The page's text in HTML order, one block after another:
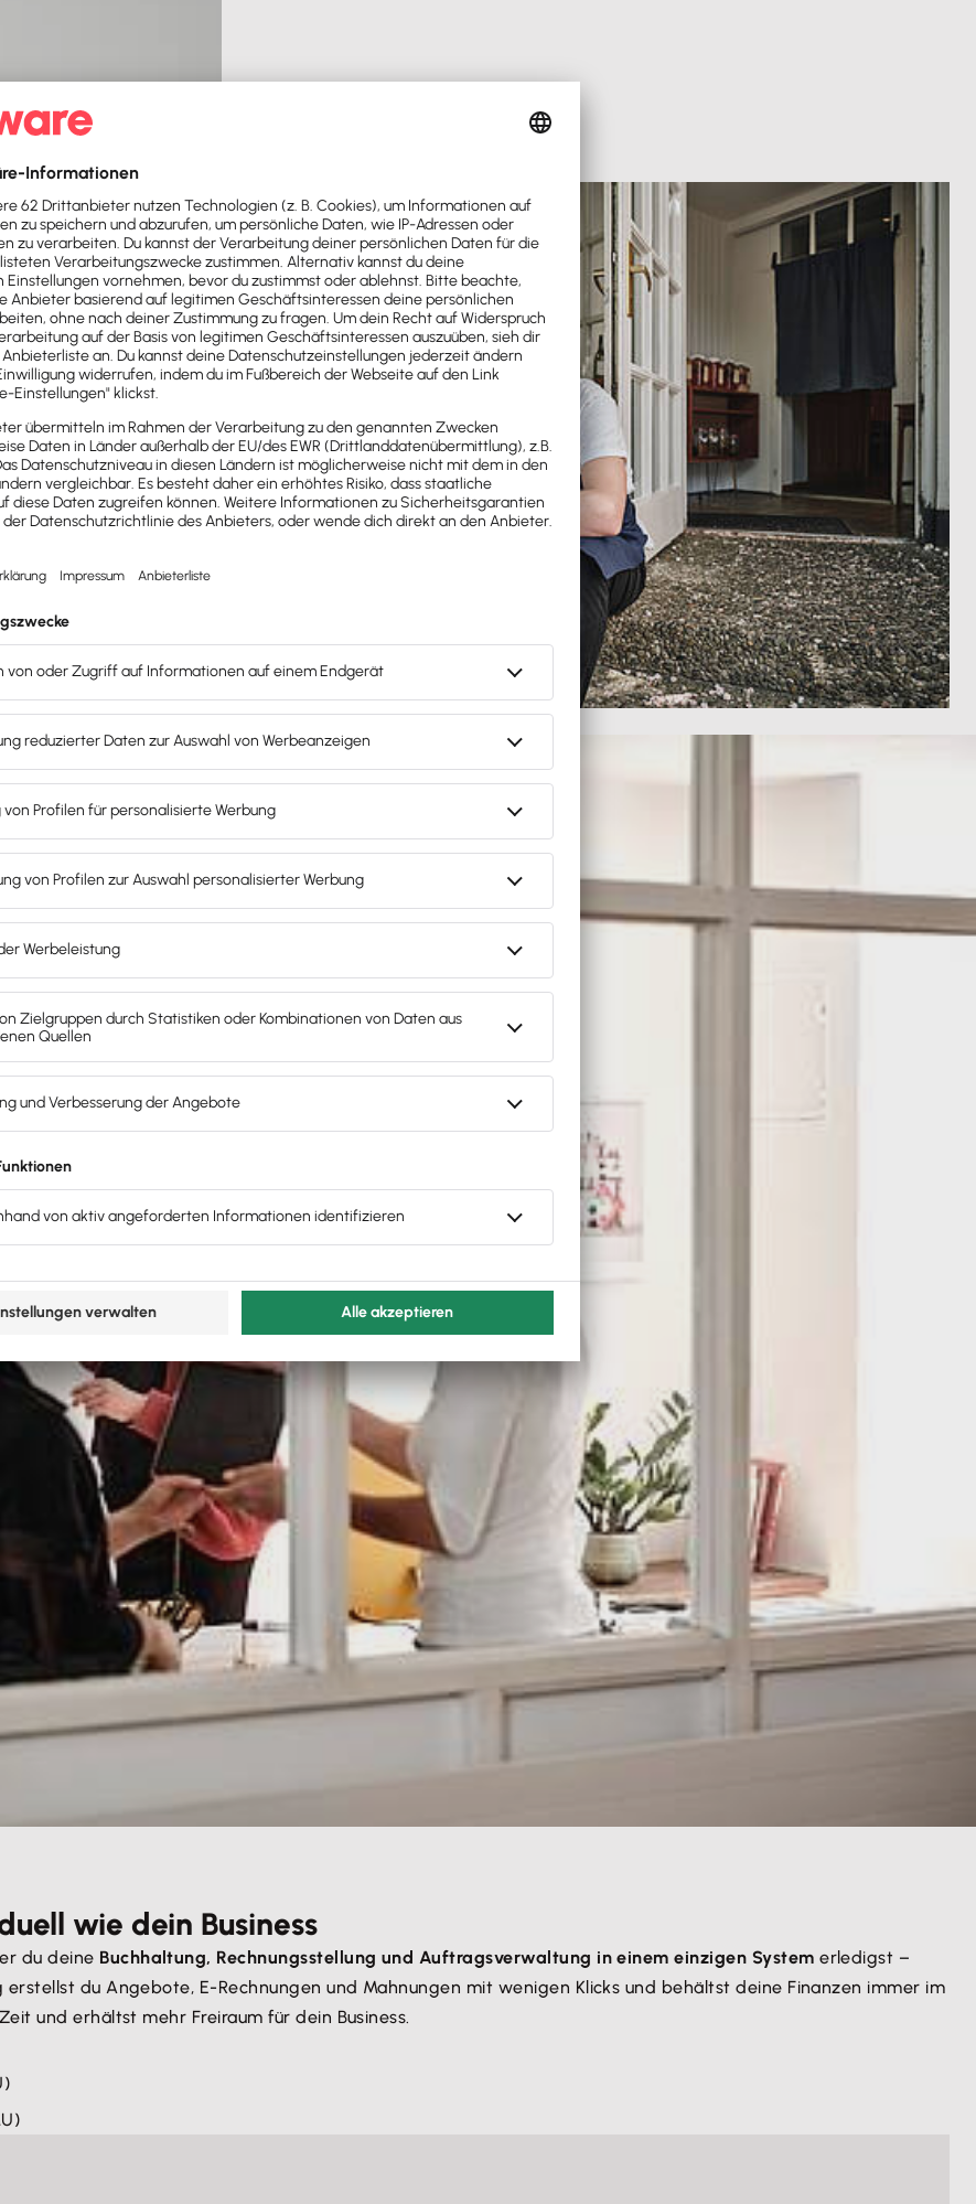
wie dein Business
du deine Buchhaltung, Rechnungsstellung und Auftragsverwaltung in einem einzigen System erledigst –
du Angebote, E-Rechnungen und Mahnungen mit wenigen Klicks und behältst deine Finanzen immer im
und erhältst mehr Freiraum für dein Business.